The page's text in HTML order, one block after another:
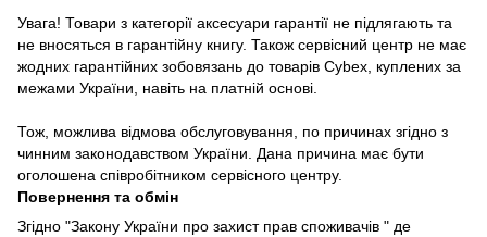
Увага! Товари з категорії аксесуари гарантії не підлягають та
не вносяться в гарантійну книгу. Також сервісний центр не має
жодних гарантійних зобовязань до товарів Cybex, куплених за
межами України, навіть на платній основі.
Тож, можлива відмова обслуговування, по причинах згідно з
чинним законодавством України. Дана причина має бути
оголошена співробітником сервісного центру.
Повернення та обмін
Згідно "Закону України про захист прав споживачів " де